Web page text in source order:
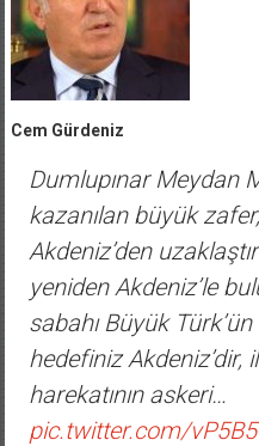
Cem Gürdeniz
Dumlupınar Meydan
kazanılan büyük
Akdeniz’den
yeniden Akdeniz’le
sabahı Büyük Türk’ün
hedefiniz Akdeniz’dir,
harekatının askeri…
pic.twitter.com/